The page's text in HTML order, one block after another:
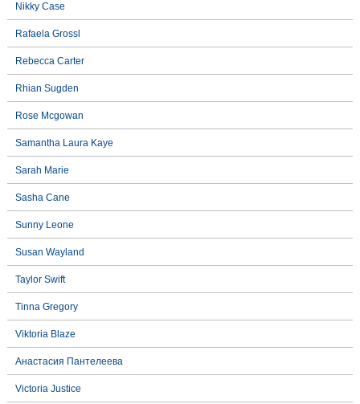
Nikky Case
Rafaela Grossl
Rebecca Carter
Rhian Sugden
Rose Mcgowan
Samantha Laura Kaye
Sarah Marie
Sasha Cane
Sunny Leone
Susan Wayland
Taylor Swift
Tinna Gregory
Viktoria Blaze
Анастасия Пантелеева
Victoria Justice